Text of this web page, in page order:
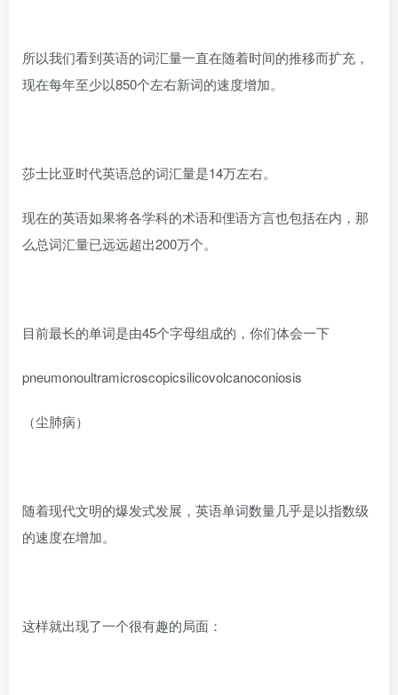
所以我们看到英语的词汇量一直在随着时间的推移而扩充，
现在每年至少以850个左右新词的速度增加。
莎士比亚时代英语总的词汇量是14万左右。
现在的英语如果将各学科的术语和俚语方言也包括在内，那
么总词汇量已远远超出200万个。
目前最长的单词是由45个字母组成的，你们体会一下
pneumonoultramicroscopicsilicovolcanoconiosis
（尘肺病）
随着现代文明的爆发式发展，英语单词数量几乎是以指数级
的速度在增加。
这样就出现了一个很有趣的局面：